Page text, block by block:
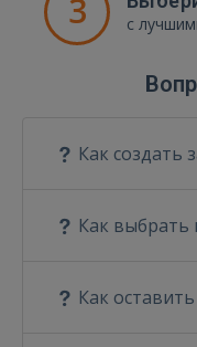
3 с
Как создать
Как выбрать
Как